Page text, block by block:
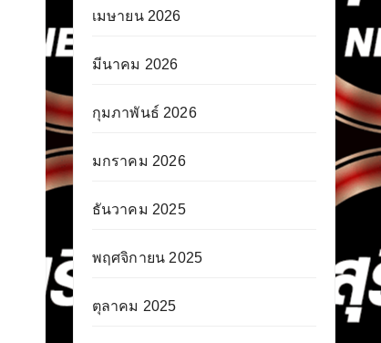
เมษายน 2026
มีนาคม 2026
กุมภาพันธ์ 2026
มกราคม 2026
ธันวาคม 2025
พฤศจิกายน 2025
ตุลาคม 2025